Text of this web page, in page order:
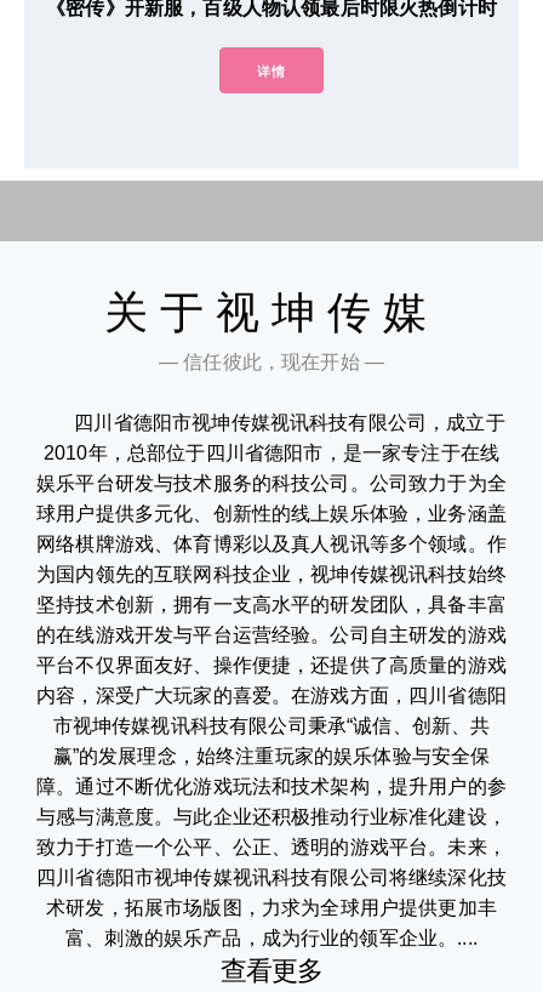
《密传》开新服，百级人物认领最后时限火热倒计时
详情
关于视坤传媒
— 信任彼此，现在开始 —
四川省德阳市视坤传媒视讯科技有限公司，成立于
2010年，总部位于四川省德阳市，是一家专注于在线
娱乐平台研发与技术服务的科技公司。公司致力于为全
球用户提供多元化、创新性的线上娱乐体验，业务涵盖
网络棋牌游戏、体育博彩以及真人视讯等多个领域。作
为国内领先的互联网科技企业，视坤传媒视讯科技始终
坚持技术创新，拥有一支高水平的研发团队，具备丰富
的在线游戏开发与平台运营经验。公司自主研发的游戏
平台不仅界面友好、操作便捷，还提供了高质量的游戏
内容，深受广大玩家的喜爱。在游戏方面，四川省德阳
市视坤传媒视讯科技有限公司秉承“诚信、创新、共
赢”的发展理念，始终注重玩家的娱乐体验与安全保
障。通过不断优化游戏玩法和技术架构，提升用户的参
与感与满意度。与此企业还积极推动行业标准化建设，
致力于打造一个公平、公正、透明的游戏平台。未来，
四川省德阳市视坤传媒视讯科技有限公司将继续深化技
术研发，拓展市场版图，力求为全球用户提供更加丰
富、刺激的娱乐产品，成为行业的领军企业。....
查看更多